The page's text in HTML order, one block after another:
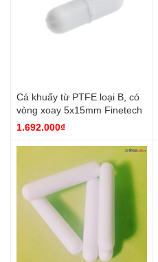
Cá khuấy từ PTFE loại B, có
vòng xoay 5x15mm Finetech
1.692.000₫